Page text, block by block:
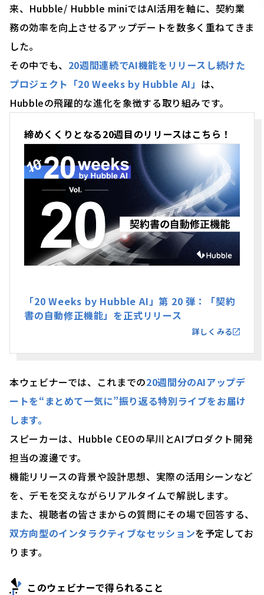
来、 Hubble/ Hubble miniではAI活用を軸に、契約業
務の効率を向上させるアップデートを数多く重ねてきま
した。
その中でも、 20週間連続でAI機能をリリースし続けた
プロジェクト「20 Weeks by Hubble AI」 は、
Hubbleの飛躍的な進化を象徴する取り組みです。
締めくくりとなる20週目のリリースはこちら！
「20 Weeks by Hubble AI」第 20 弾：「契約
書の自動修正機能」を正式リリース
詳しくみる
本ウェビナーでは、これまでの20週間分のAIアップデ
ートを“まとめて一気に”振り返る特別ライブをお届け
します。
スピーカーは、Hubble CEOの早川とAIプロダクト開発
担当の渡邊です。
機能リリースの背景や設計思想、実際の活用シーンなど
を、デモを交えながらリアルタイムで解説します。
また、視聴者の皆さまからの質問にその場で回答する、
双方向型のインタラクティブなセッションを予定してお
ります。
このウェビナーで得られること